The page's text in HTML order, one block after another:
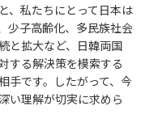
、私たちにとって日本は
少子高齢化、多民族社会
と拡大など、日韓両国
する解決策を模索する
手です。したがって、今
い理解が切実に求めら